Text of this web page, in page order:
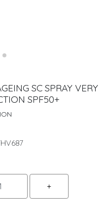
SC SPRAY VERY
SPF50+